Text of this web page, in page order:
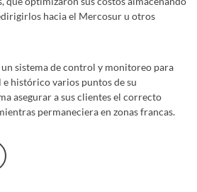
hacia el Mercosur u otros
sistema de control y monitoreo para
histórico varios puntos de su
asegurar a sus clientes el correcto
permaneciera en zonas francas.